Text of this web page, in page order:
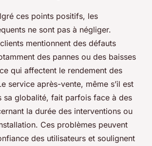
ces points positifs, les
ne sont pas à négliger.
mentionnent des défauts
des pannes ou des baisses
qui affectent le rendement des
service après-vente, même s’il est
sa globalité, fait parfois face à des
la durée des interventions ou
Ces problèmes peuvent
des utilisateurs et soulignent